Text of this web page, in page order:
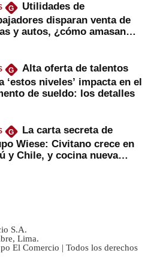
G
Utilidades de
disparan venta de
y autos, ¿cómo amasan
G
Alta oferta de talentos
‘estos niveles’ impacta en el
de sueldo: los detalles
G
La carta secreta de
Wiese: Civitano crece en
y Chile, y cocina nueva
S.A.
Lima.
El Comercio | Todos los derechos